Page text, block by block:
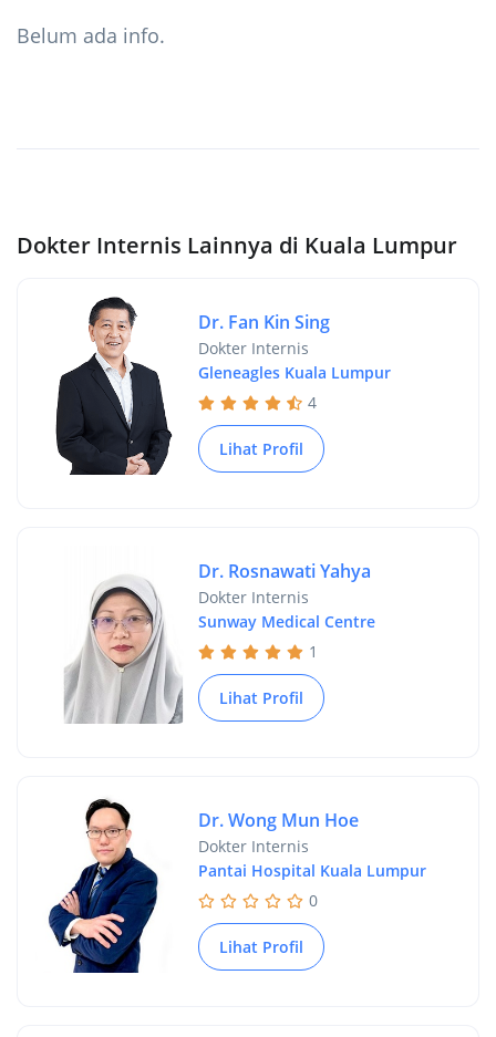
Belum ada info.
Dokter Internis Lainnya di Kuala Lumpur
Dr. Fan Kin Sing
Dokter Internis
Gleneagles Kuala Lumpur
4
Lihat Profil
Dr. Rosnawati Yahya
Dokter Internis
Sunway Medical Centre
1
Lihat Profil
Dr. Wong Mun Hoe
Dokter Internis
Pantai Hospital Kuala Lumpur
0
Lihat Profil